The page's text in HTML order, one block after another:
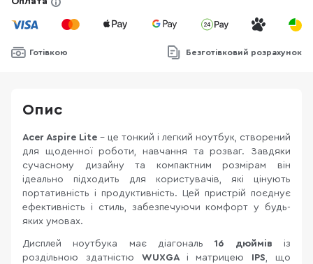
Готівкою Безготівковий розрахунок
Опис
Acer Aspire Lite – це тонкий і легкий ноутбук, створений
для щоденної роботи, навчання та розваг. Завдяки
сучасному дизайну та компактним розмірам він
ідеально підходить для користувачів, які цінують
портативність і продуктивність. Цей пристрій поєднує
ефективність і стиль, забезпечуючи комфорт у будь-
яких умовах.
Дисплей ноутбука має діагональ16 дюймівіз
роздільною здатністю WUXGA і матрицею IPS, що